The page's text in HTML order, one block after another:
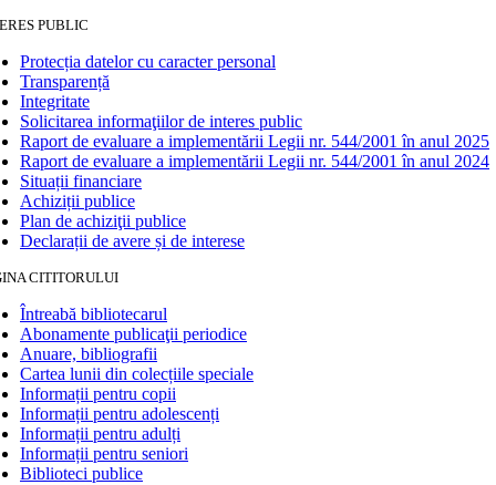
PUBLIC
Protecția datelor cu caracter personal
Transparență
Integritate
Solicitarea informaţiilor de interes public
Raport de evaluare a implementării Legii nr. 544/2001 în anul 2025
Raport de evaluare a implementării Legii nr. 544/2001 în anul 2024
Situații financiare
Achiziții publice
Plan de achiziţii publice
Declarații de avere și de interese
CITITORULUI
Întreabă bibliotecarul
Abonamente publicaţii periodice
Anuare, bibliografii
Cartea lunii din colecțiile speciale
Informații pentru copii
Informații pentru adolescenți
Informații pentru adulți
Informații pentru seniori
Biblioteci publice